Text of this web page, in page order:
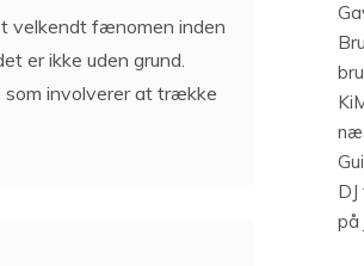
velkendt fænomen inden
er ikke uden grund.
som involverer at trække
på